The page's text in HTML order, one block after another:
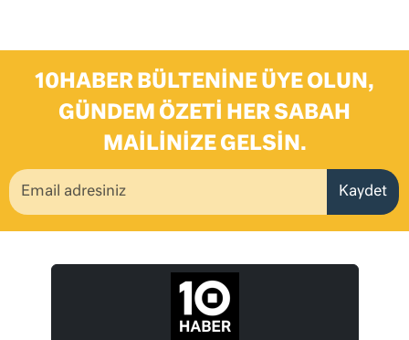
10HABER BÜLTENINE ÜYE OLUN,
GÜNDEM ÖZETI HER SABAH
MAILINIZE GELSIN.
Kaydet